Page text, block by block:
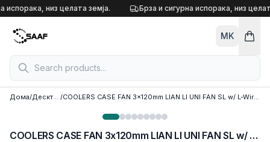
Skip to content
испорака, низ целата земја. Брза и сигурна испорака, низ
MK
Дома/ Десктоп кулери / COOLERS CASE FAN 3x120mm LIAN LI UNI FAN SL w/ L-Wireless controller, LCD 120 A-RGB PWM, White, 12SLLCD1W3W
COOLERS CASE FAN 3x120mm LIAN LI UNI FAN SL w/ L-Wireless controller, LCD 120 A-RGB PWM, White, 12SLLCD1W3W